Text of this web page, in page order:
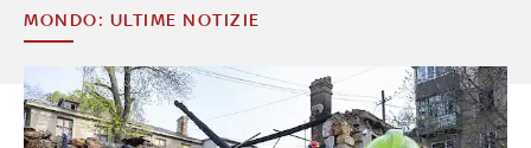
MONDO: ULTIME NOTIZIE